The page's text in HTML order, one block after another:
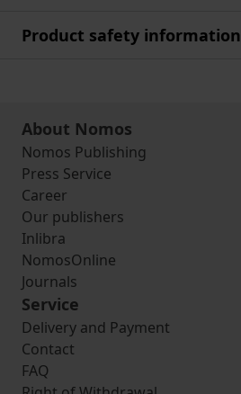
Product safety information
About Nomos
Nomos Publishing
Press Service
Career
Our publishers
Inlibra
NomosOnline
Journals
Service
Delivery and Payment
Contact
FAQ